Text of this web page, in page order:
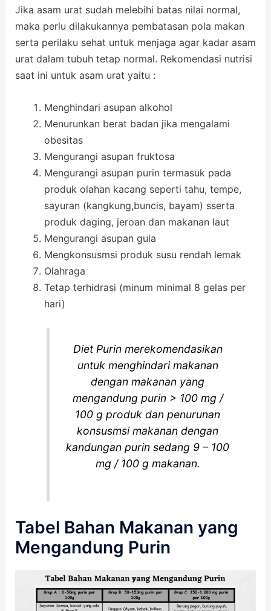
Jika asam urat sudah melebihi batas nilai normal,
maka perlu dilakukannya pembatasan pola makan
serta perilaku sehat untuk menjaga agar kadar asam
urat dalam tubuh tetap normal. Rekomendasi nutrisi
saat ini untuk asam urat yaitu :
Menghindari asupan alkohol
Menurunkan berat badan jika mengalami
obesitas
Mengurangi asupan fruktosa
Mengurangi asupan purin termasuk pada
produk olahan kacang seperti tahu, tempe,
sayuran (kangkung,buncis, bayam) sserta
produk daging, jeroan dan makanan laut
Mengurangi asupan gula
Mengkonsusmsi produk susu rendah lemak
Olahraga
Tetap terhidrasi (minum minimal 8 gelas per
hari)
Diet Purin merekomendasikan
untuk menghindari makanan
dengan makanan yang
mengandung purin > 100 mg /
100 g produk dan penurunan
konsusmsi makanan dengan
kandungan purin sedang 9 – 100
mg / 100 g makanan.
Tabel Bahan Makanan yang
Mengandung Purin